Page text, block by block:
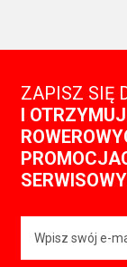
ZAPISZ SIĘ
I